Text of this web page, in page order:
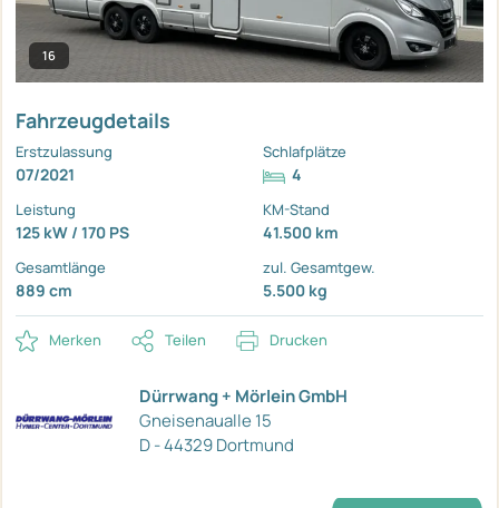
16
Fahrzeugdetails
Erstzulassung
07/2021
Schlafplätze
4
Leistung
125 kW / 170 PS
KM-Stand
41.500 km
Gesamtlänge
889 cm
zul. Gesamtgew.
5.500 kg
Merken Teilen Drucken
Dürrwang + Mörlein GmbH
Gneisenaualle 15
D - 44329 Dortmund